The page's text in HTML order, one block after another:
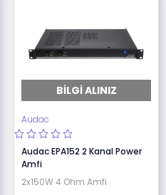
BILGI ALINIZ
Audac
Audac EPA152 2 Kanal Power
Amfi
2x150W 4 Ohm Amfi